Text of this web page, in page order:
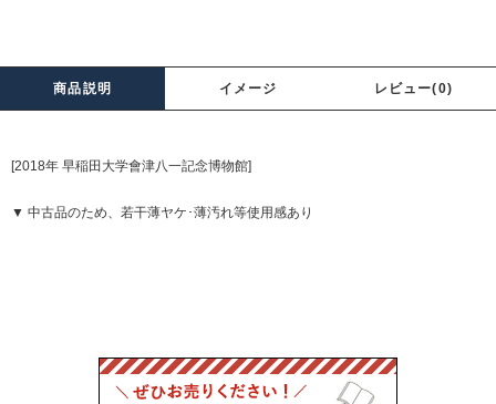
商品説明 イメージ レビュー(0)
[2018年 早稲田大学會津八一記念博物館]
▼ 中古品のため、若干薄ヤケ･薄汚れ等使用感あり